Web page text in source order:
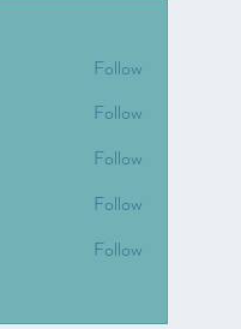
Follow
Follow
Follow
Follow
Follow